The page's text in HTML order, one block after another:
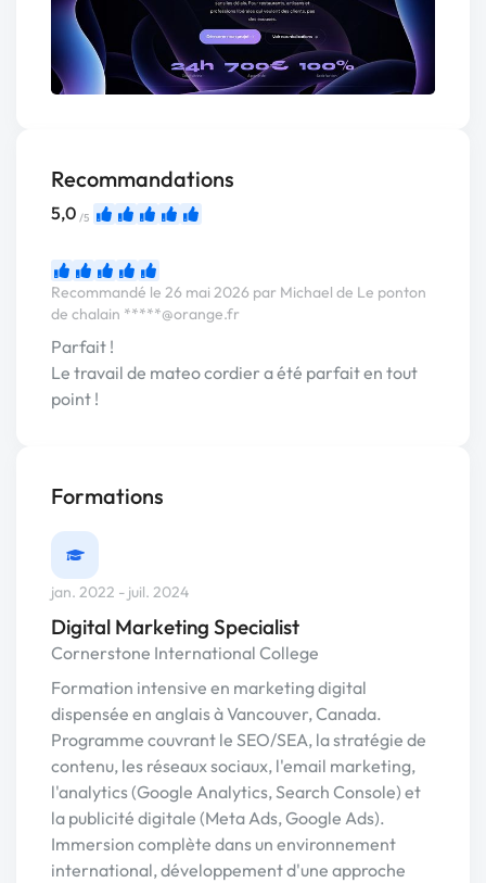
Recommandations
5,0 /5
Recommandé le 26 mai 2026 par Michael de Le ponton
de chalain *****@orange.fr
Parfait !
Le travail de mateo cordier a été parfait en tout
point !
Formations
jan. 2022 - juil. 2024
Digital Marketing Specialist
Cornerstone International College
Formation intensive en marketing digital
dispensée en anglais à Vancouver, Canada.
Programme couvrant le SEO/SEA, la stratégie de
contenu, les réseaux sociaux, l'email marketing,
l'analytics (Google Analytics, Search Console) et
la publicité digitale (Meta Ads, Google Ads).
Immersion complète dans un environnement
international, développement d'une approche